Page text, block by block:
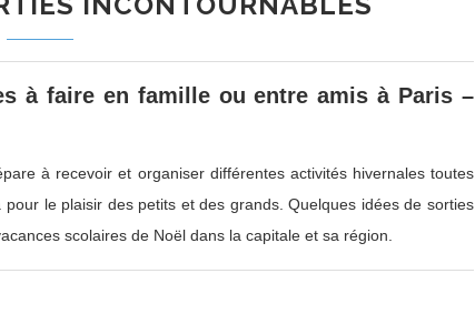
à faire en famille ou entre amis à Paris –
à recevoir et organiser différentes activités hivernales toutes
le plaisir des petits et des grands. Quelques idées de sorties
scolaires de Noël dans la capitale et sa région.